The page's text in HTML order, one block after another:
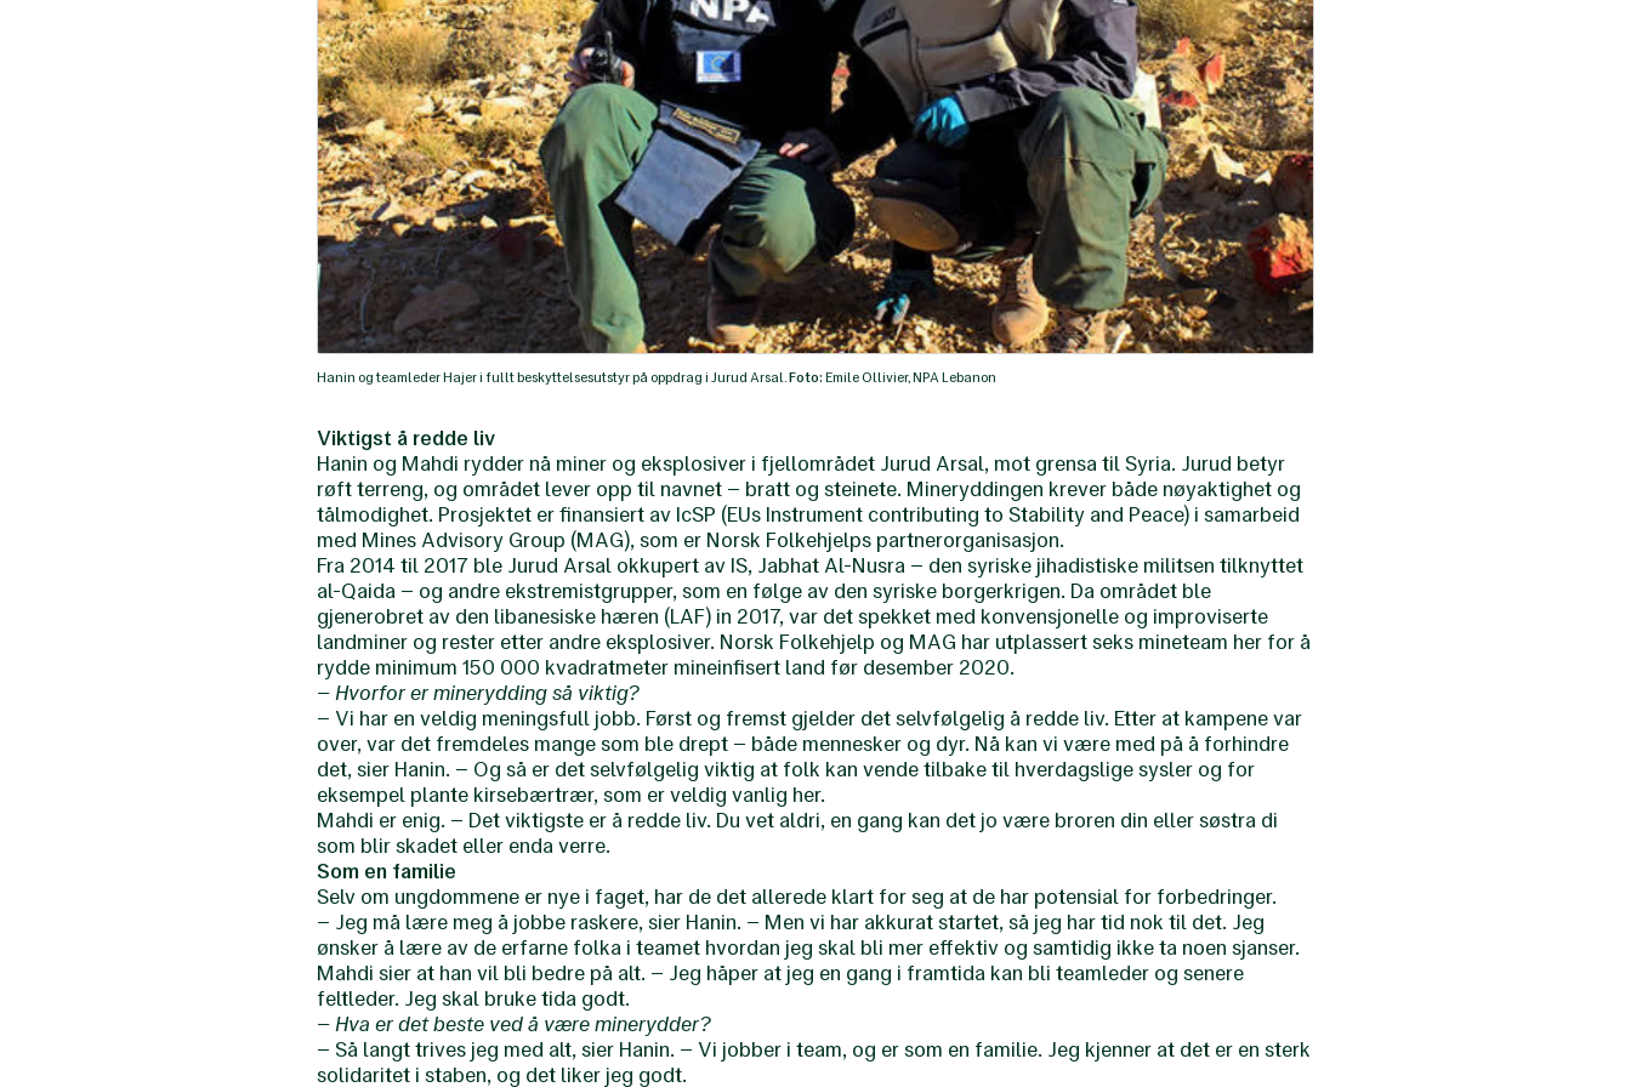
Hanin og teamleder Hajer i fullt beskyttelsesutstyr på oppdrag i Jurud Arsal.Foto: Emile Ollivier, NPA Lebanon
Viktigst å redde liv
Hanin og Mahdi rydder nå miner og eksplosiver i fjellområdet Jurud Arsal, mot grensa til Syria. Jurud betyr
røft terreng, og området lever opp til navnet – bratt og steinete. Mineryddingen krever både nøyaktighet og
tålmodighet. Prosjektet er finansiert av IcSP (EUs Instrument contributing to Stability and Peace) i samarbeid
med Mines Advisory Group (MAG), som er Norsk Folkehjelps partnerorganisasjon.
Fra 2014 til 2017 ble Jurud Arsal okkupert av IS, Jabhat Al-Nusra – den syriske jihadistiske militsen tilknyttet
al-Qaida – og andre ekstremistgrupper, som en følge av den syriske borgerkrigen. Da området ble
gjenerobret av den libanesiske hæren (LAF) in 2017, var det spekket med konvensjonelle og improviserte
landminer og rester etter andre eksplosiver. Norsk Folkehjelp og MAG har utplassert seks mineteam her for å
rydde minimum 150 000 kvadratmeter mineinfisert land før desember 2020.
– Hvorfor er minerydding så viktig?
– Vi har en veldig meningsfull jobb. Først og fremst gjelder det selvfølgelig å redde liv. Etter at kampene var
over, var det fremdeles mange som ble drept – både mennesker og dyr. Nå kan vi være med på å forhindre
det, sier Hanin. – Og så er det selvfølgelig viktig at folk kan vende tilbake til hverdagslige sysler og for
eksempel plante kirsebærtrær, som er veldig vanlig her.
Mahdi er enig. – Det viktigste er å redde liv. Du vet aldri, en gang kan det jo være broren din eller søstra di
som blir skadet eller enda verre.
Som en familie
Selv om ungdommene er nye i faget, har de det allerede klart for seg at de har potensial for forbedringer.
– Jeg må lære meg å jobbe raskere, sier Hanin. – Men vi har akkurat startet, så jeg har tid nok til det. Jeg
ønsker å lære av de erfarne folka i teamet hvordan jeg skal bli mer effektiv og samtidig ikke ta noen sjanser.
Mahdi sier at han vil bli bedre på alt. – Jeg håper at jeg en gang i framtida kan bli teamleder og senere
feltleder. Jeg skal bruke tida godt.
– Hva er det beste ved å være minerydder?
– Så langt trives jeg med alt, sier Hanin. – Vi jobber i team, og er som en familie. Jeg kjenner at det er en sterk
solidaritet i staben, og det liker jeg godt.